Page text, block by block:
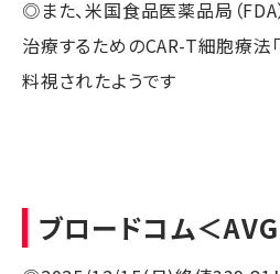
◎また、米国食品医薬品局（
治療するためのCAR-T細胞療法
料視されたようです
ブロードコム＜